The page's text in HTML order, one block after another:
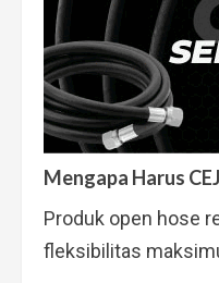
Mengapa Harus
Produk open hose
fleksibilitas